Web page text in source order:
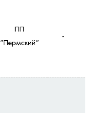
ПП
"Пермский"
-